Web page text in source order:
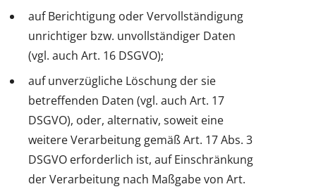
auf Berichtigung oder Vervollständigung
unrichtiger bzw. unvollständiger Daten
(vgl. auch Art. 16 DSGVO);
auf unverzügliche Löschung der sie
betreffenden Daten (vgl. auch Art. 17
DSGVO), oder, alternativ, soweit eine
weitere Verarbeitung gemäß Art. 17 Abs. 3
DSGVO erforderlich ist, auf Einschränkung
der Verarbeitung nach Maßgabe von Art.